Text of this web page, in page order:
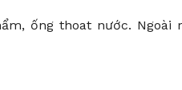
ống thoat nước.